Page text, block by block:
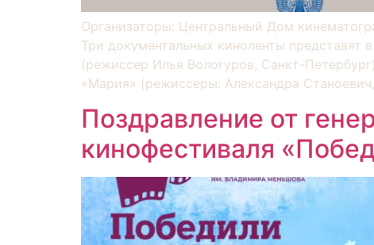
Организаторы: Центральный Дом
Три документальных киноленты представят
(режиссер Илья Вологуров, Санкт-
«Мария» (режиссеры: Александра
Поздравление от
кинофестиваля